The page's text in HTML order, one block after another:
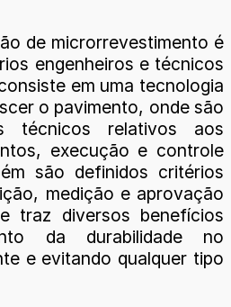
de microrrevestimento é
engenheiros e técnicos
em uma tecnologia
o pavimento, onde são
técnicos relativos aos
execução e controle
são definidos critérios
medição e aprovação
traz diversos benefícios
da durabilidade no
e evitando qualquer tipo